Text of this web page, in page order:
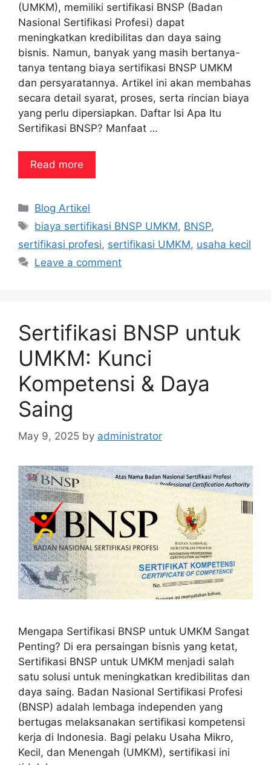
(UMKM), memiliki sertifikasi BNSP (Badan
Nasional Sertifikasi Profesi) dapat
meningkatkan kredibilitas dan daya saing
bisnis. Namun, banyak yang masih bertanya-
tanya tentang biaya sertifikasi BNSP UMKM
dan persyaratannya. Artikel ini akan membahas
secara detail syarat, proses, serta rincian biaya
yang perlu dipersiapkan. Daftar Isi Apa Itu
Sertifikasi BNSP? Manfaat …
Read more
Categories
Blog Artikel
Tags
biaya sertifikasi BNSP UMKM, BNSP,
sertifikasi profesi, sertifikasi UMKM, usaha kecil
Leave a comment
Sertifikasi BNSP untuk
UMKM: Kunci
Kompetensi & Daya
Saing
May 9, 2025 by administrator
Mengapa Sertifikasi BNSP untuk UMKM Sangat
Penting? Di era persaingan bisnis yang ketat,
Sertifikasi BNSP untuk UMKM menjadi salah
satu solusi untuk meningkatkan kredibilitas dan
daya saing. Badan Nasional Sertifikasi Profesi
(BNSP) adalah lembaga independen yang
bertugas melaksanakan sertifikasi kompetensi
kerja di Indonesia. Bagi pelaku Usaha Mikro,
Kecil, dan Menengah (UMKM), sertifikasi ini